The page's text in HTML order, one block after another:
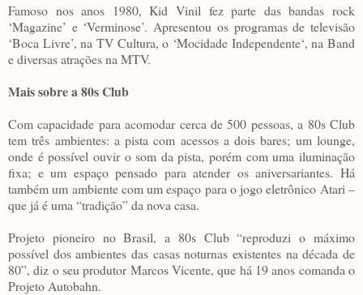
Famoso nos anos 1980, Kid Vinil fez parte das bandas rock
‘Magazine’ e ‘Verminose’. Apresentou os programas de televisão
‘Boca Livre’, na TV Cultura, o ‘Mocidade Independente‘, na Band
e diversas atrações na MTV.
Mais sobre a 80s Club
Com capacidade para acomodar cerca de 500 pessoas, a 80s Club
tem três ambientes: a pista com acessos a dois bares; um lounge,
onde é possível ouvir o som da pista, porém com uma iluminação
fixa; e um espaço pensado para atender os aniversariantes. Há
também um ambiente com um espaço para o jogo eletrônico Atari –
que já é uma “tradição” da nova casa.
Projeto pioneiro no Brasil, a 80s Club “reproduzi o máximo
possível dos ambientes das casas noturnas existentes na década de
80”, diz o seu produtor Marcos Vicente, que há 19 anos comanda o
Projeto Autobahn.